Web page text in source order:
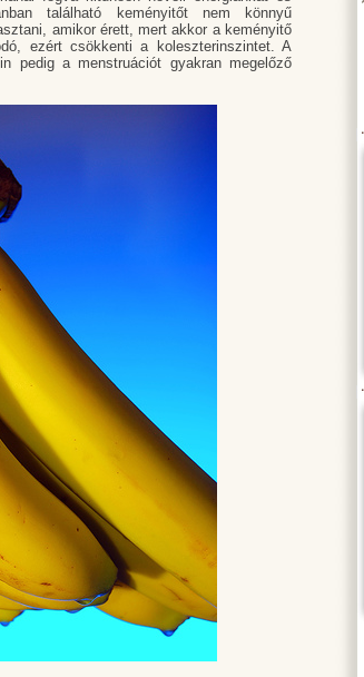
található keményitőt nem könnyű
amikor érett, mert akkor a keményitő
ezért csökkenti a koleszterinszintet. A
pedig a menstruációt gyakran megelőző